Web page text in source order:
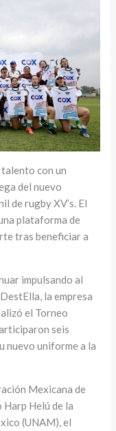
con un
del nuevo
de rugby XV’s. El
plataforma de
tras beneficiar a
impulsando al
la empresa
el Torneo
seis
nuevo uniforme a la
Mexicana de
Helú de la
(UNAM), el